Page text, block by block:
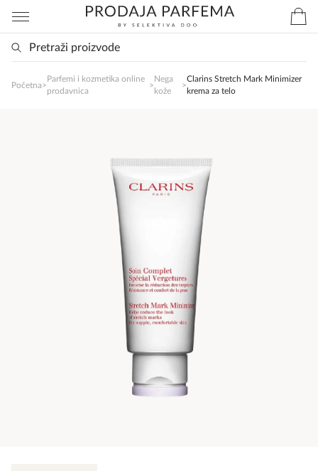
Početna>
Parfemi i kozmetika online
prodavnica
>
Nega
kože
>
Clarins Stretch Mark Minimizer
krema za telo
SlađanAi Asistent
poručite svoj omiljeni parfem danas ali i za
sva ostala pitanja?